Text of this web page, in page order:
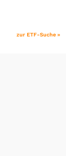
zur ETF-Suche »